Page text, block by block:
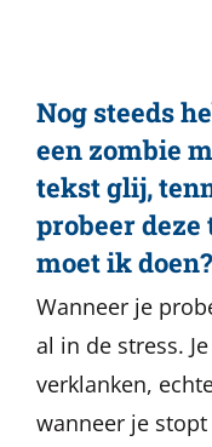
Nog steeds
een zombie
tekst glij,
probeer
moet ik doen?
Wanneer je
al in de stress.
verklanken,
wanneer je